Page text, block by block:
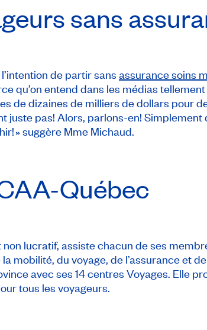
sans
de partir sansassurance soins
qu’on entend dans les médias
de dizaines de milliers de dollars pour
juste pas! Alors, parlons-en!
» suggère Mme Michaud.
Québec
lucratif, assiste chacun de ses
mobilité, du voyage, de l’assurance et
avec ses 14 centres Voyages. Elle
tous les voyageurs.